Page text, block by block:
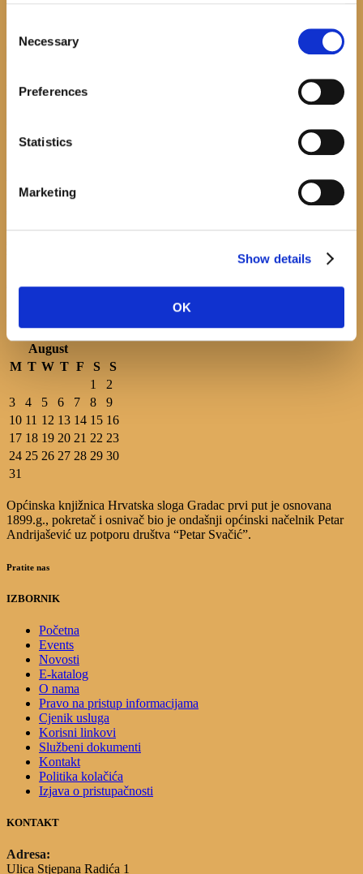
Selection
Necessary
Preferences
Statistics
Marketing
Show details
OK
recent posts
August
M T W T F S
S
1
2
3
4 5 6 7 8
9
10 11 12 13 14 15 16
17 18 19 20 21 22 23
24 25 26 27 28 29 30
31
Općinska knjižnica Hrvatska sloga Gradac prvi put je osnovana
1899.g., pokretač i osnivač bio je ondašnji općinski načelnik Petar
Andrijašević uz potporu društva “Petar Svačić”.
Pratite nas
IZBORNIK
Početna
Events
Novosti
E-katalog
O nama
Pravo na pristup informacijama
Cjenik usluga
Korisni linkovi
Službeni dokumenti
Kontakt
Politika kolačića
Izjava o pristupačnosti
KONTAKT
Adresa:
Ulica Stjepana Radića 1